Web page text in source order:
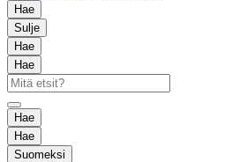
Hae
Sulje
Hae
Hae
Hae
Hae
Suomeksi